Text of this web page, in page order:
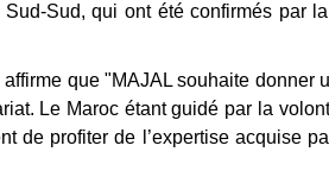
Sud, qui ont été confirmés par
que "MAJAL souhaite donner
Le Maroc étant guidé par la
de profiter de l’expertise acquise